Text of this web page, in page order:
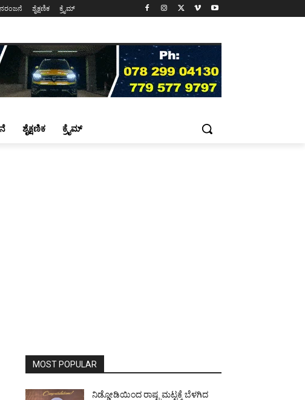
ಶೈಕ್ಷಣಿಕ ಕ್ರೈಮ್
ಶೈಕ್ಷಣಿಕ ಕ್ರೈಮ್
MOST POPULAR
ನಿಡ್ಡೋಡಿಯಿಂದ ರಾಷ್ಟ್ರಮಟ್ಟಕ್ಕೆ ಬೆಳಗಿದ